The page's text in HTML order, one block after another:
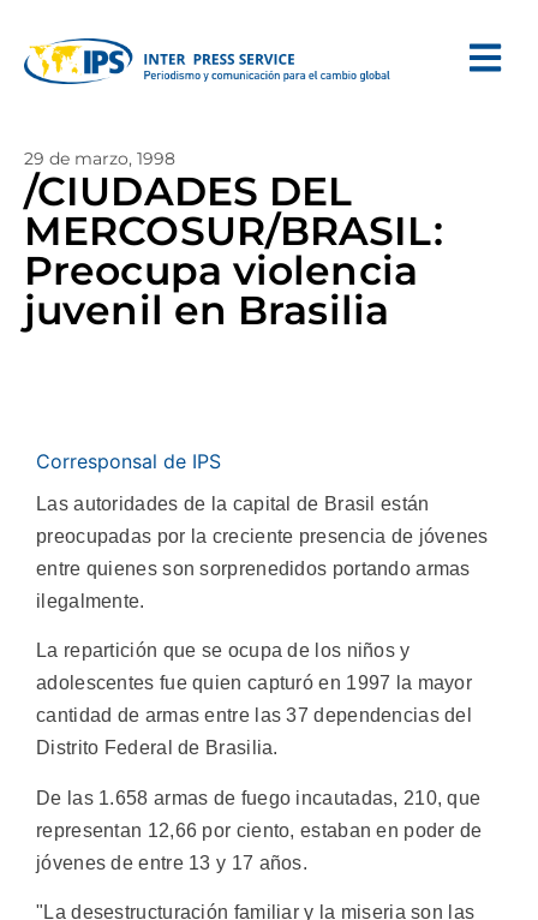
29 de marzo, 1998
/CIUDADES DEL
MERCOSUR/BRASIL:
Preocupa violencia
juvenil en Brasilia
Corresponsal de IPS
Las autoridades de la capital de Brasil están
preocupadas por la creciente presencia de jóvenes
entre quienes son sorprenedidos portando armas
ilegalmente.
La repartición que se ocupa de los niños y
adolescentes fue quien capturó en 1997 la mayor
cantidad de armas entre las 37 dependencias del
Distrito Federal de Brasilia.
De las 1.658 armas de fuego incautadas, 210, que
representan 12,66 por ciento, estaban en poder de
jóvenes de entre 13 y 17 años.
"La desestructuración familiar y la miseria son las